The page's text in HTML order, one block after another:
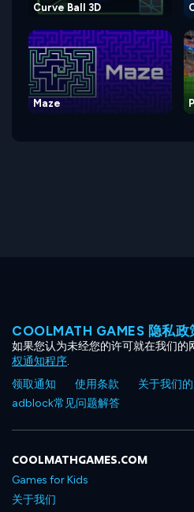
Curve Ball 3D
Maze
COOLMATH GAMES 隐私政
如果您认为未经您的许可就在我们的
权通知程序.
领取通知
使用条款
关于我们
adblock常见问题解答
COOLMATHGAMES.COM
Games for Kids
关于我们